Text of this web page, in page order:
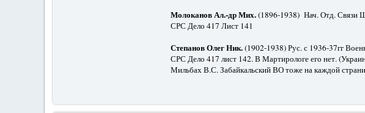
Молоканов Ал.-др Мих.(1896-1938) Нач. Отд. Связи
СРС Дело 417 Лист 141
Степанов Олег Ник.(1902-1938) Рус. с 1936-37гг
СРС Дело 417 лист 142. В Мартирологе его нет.
Мильбах В.С. Забайкальский ВО тоже на каждой